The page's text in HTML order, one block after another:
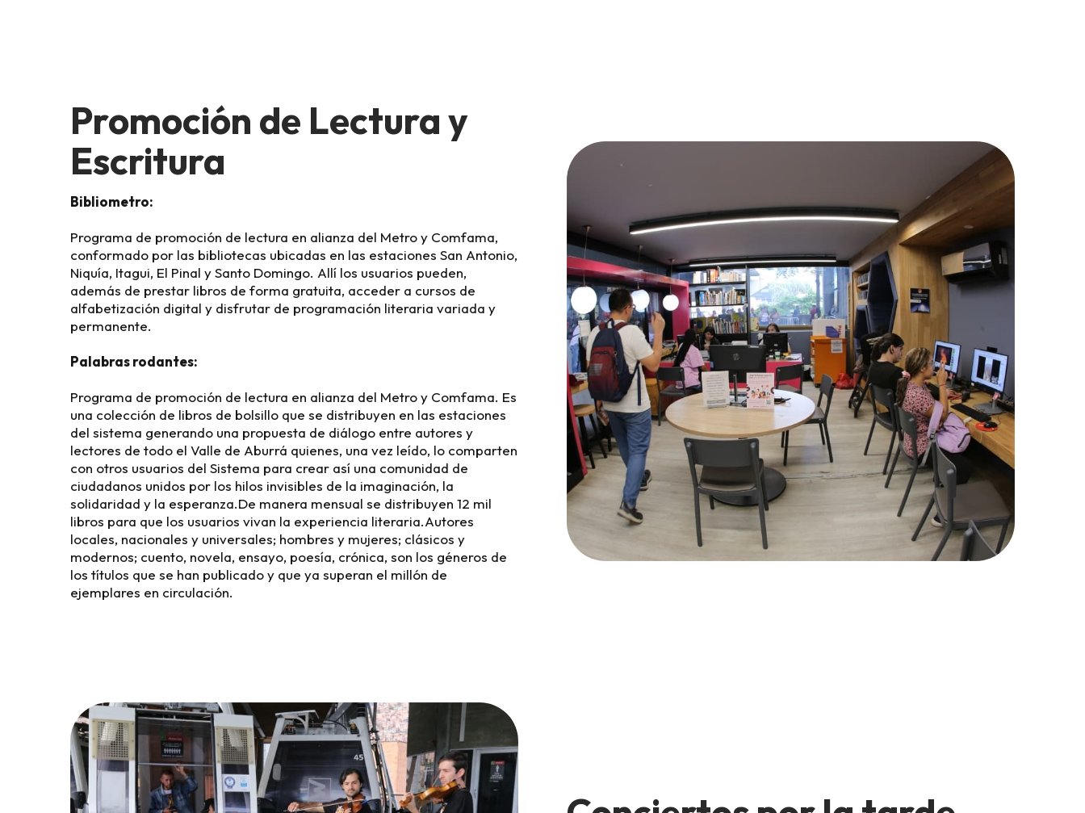
Promoción de Lectura y
Escritura
Bibliometro:
Programa de promoción de lectura en alianza del Metro y Comfama,
conformado por las bibliotecas ubicadas en las estaciones San Antonio,
Niquía, Itagui, El Pinal y Santo Domingo. Allí los usuarios pueden,
además de prestar libros de forma gratuita, acceder a cursos de
alfabetización digital y disfrutar de programación literaria variada y
permanente.
Palabras rodantes:
Programa de promoción de lectura en alianza del Metro y Comfama. Es
una colección de libros de bolsillo que se distribuyen en las estaciones
del sistema generando una propuesta de diálogo entre autores y
lectores de todo el Valle de Aburrá quienes, una vez leído, lo comparten
con otros usuarios del Sistema para crear así una comunidad de
ciudadanos unidos por los hilos invisibles de la imaginación, la
solidaridad y la esperanza.De manera mensual se distribuyen 12 mil
libros para que los usuarios vivan la experiencia literaria.Autores
locales, nacionales y universales; hombres y mujeres; clásicos y
modernos; cuento, novela, ensayo, poesía, crónica, son los géneros de
los títulos que se han publicado y que ya superan el millón de
ejemplares en circulación.